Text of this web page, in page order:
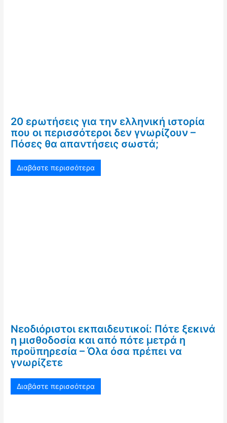
20 ερωτήσεις για την ελληνική ιστορία
που οι περισσότεροι δεν γνωρίζουν –
Πόσες θα απαντήσεις σωστά;
Διαβάστε περισσότερα
Νεοδιόριστοι εκπαιδευτικοί: Πότε ξεκινά
η μισθοδοσία και από πότε μετρά η
προϋπηρεσία – Όλα όσα πρέπει να
γνωρίζετε
Διαβάστε περισσότερα